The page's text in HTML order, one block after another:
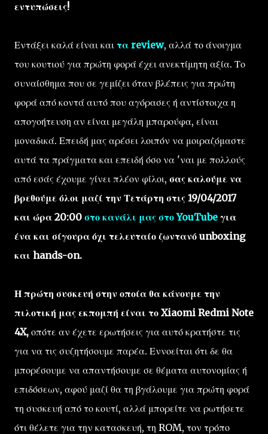
εντυπώσεις!
Εντάξει καλά είναι και τα review, αλλά το άνοιγμα
του κουτιού για πρώτη φορά έχει ανεκτίμητη αξία. Το
συναίσθημα που σε γεμίζει όταν βλέπεις για πρώτη
φορά από κοντά αυτό που αγόρασες ή αντίστοιχα η
απογοήτευση αν είναι μεγάλη μπαρούφα, είναι
μοναδικά. Επειδή μας αρέσει λοιπόν να μοιραζόμαστε
αυτά τα πράγματα και επειδή όσο να 'ναι με πολλούς
από εσάς έχουμε γίνει πλέον φίλοι, σας καλούμε να
βρεθούμε όλοι μαζί την Τετάρτη στις 19/04/2017
και ώρα 20:00 στο κανάλι μας στο YouTube για
ένα και σίγουρα όχι τελευταίο ζωντανό unboxing
και hands-on.
Η πρώτη συσκευή στην οποία θα κάνουμε την
πιλοτική μας εκπομπή είναι το Xiaomi Redmi Note
4X, οπότε αν έχετε ερωτήσεις για αυτό κρατήστε τις
για να τις συζητήσουμε παρέα. Εννοείται ότι δε θα
μπορέσουμε να απαντήσουμε σε θέματα αυτονομίας ή
επιδόσεων, αφού μαζί θα τη βγάλουμε για πρώτη φορά
τη συσκευή από το κουτί, αλλά μπορείτε να ρωτήσετε
ότι θέλετε για την κατασκευή, τη ROM, τον τρόπο